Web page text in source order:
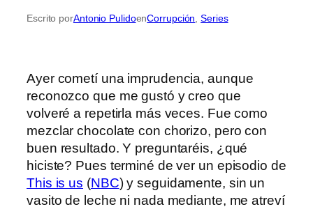
Escrito porAntonio PulidoenCorrupción, Series
Ayer cometí una imprudencia, aunque
reconozco que me gustó y creo que
volveré a repetirla más veces. Fue como
mezclar chocolate con chorizo, pero con
buen resultado. Y preguntaréis, ¿qué
hiciste? Pues terminé de ver un episodio de
This is us (NBC) y seguidamente, sin un
vasito de leche ni nada mediante, me atreví